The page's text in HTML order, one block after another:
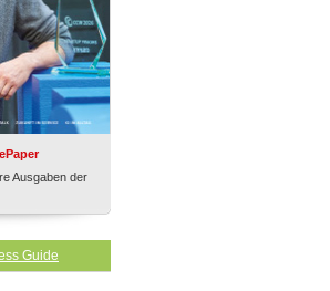
Ausgaben der
Guide